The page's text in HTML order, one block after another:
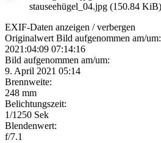
stauseehügel_04.jpg (150.84
EXIF-Daten anzeigen / verbergen
Originalwert Bild aufgenommen am/um:
2021:04:09 07:14:16
Bild aufgenommen am/um:
9. April 2021 05:14
Brennweite:
248 mm
Belichtungszeit:
1/1250 Sek
Blendenwert:
f/7.1